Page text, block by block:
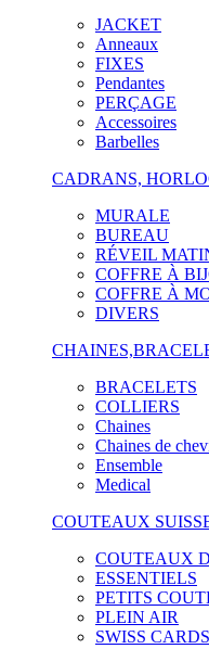
JACKET
Anneaux
FIXES
Pendantes
PERÇAGE
Accessoires
Barbelles
CADRANS,
MURALE
BUREAU
RÉVEIL
COFFRE À
COFFRE À
DIVERS
BRACELETS
COLLIERS
Chaines
Chaines de
Ensemble
Medical
COUTEAUX
COUTEAUX
ESSENTIELS
PETITS
PLEIN AIR
SWISS CARDS